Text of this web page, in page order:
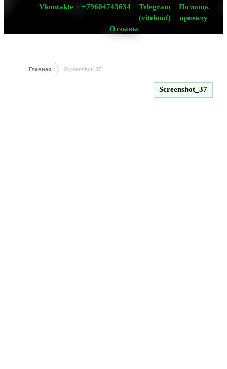
Vkontakte
+79604743634
Telegram
(vitekoof)
Помощь
проекту
Отзывы
Главная Screenshot_37
Screenshot_37